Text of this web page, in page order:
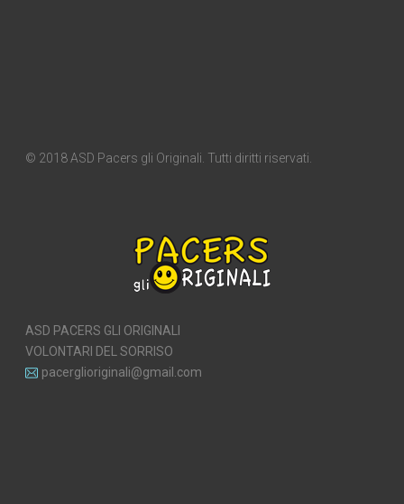
© 2018 ASD Pacers gli Originali. Tutti diritti riservati.
ASD PACERS GLI ORIGINALI
VOLONTARI DEL SORRISO
pacerglioriginali@gmail.com